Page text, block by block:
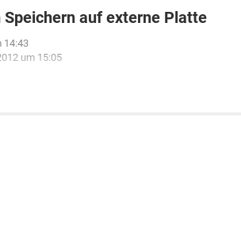
Speichern auf externe Platte
14:43
um 15:05